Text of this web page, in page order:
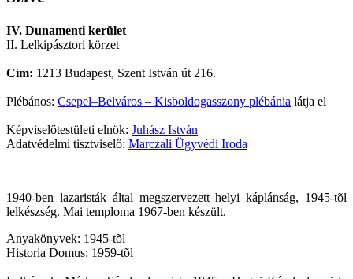
IV. Dunamenti kerület
II. Lelkipásztori körzet
Cím: 1213 Budapest, Szent István út 216.
Plébános: Csepel–Belváros – Kisboldogasszony plébánia látja el
Képviselőtestületi elnök: Juhász István
Adatvédelmi tisztviselő: Marczali Ügyvédi Iroda
1940-ben lazaristák által megszervezett helyi káplánság, 1945-tõl
lelkészség. Mai temploma 1967-ben készült.
Anyakönyvek: 1945-tõl
Historia Domus: 1959-tõl